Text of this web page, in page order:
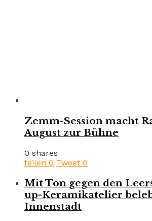
Zemm-Session macht
August zur Bühne
0 shares
teilen 0 Tweet 0
Mit Ton gegen den
up-Keramikatelier
Innenstadt